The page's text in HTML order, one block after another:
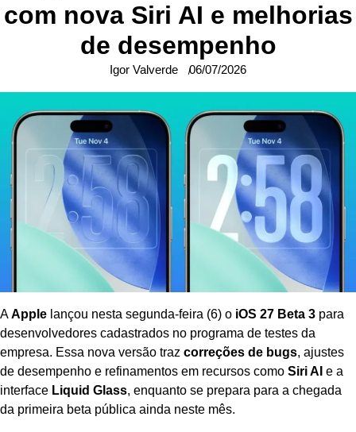
com nova Siri AI e melhorias
de desempenho
Igor Valverde 06/07/2026
AApple lançou nesta segunda-feira (6) o iOS 27 Beta 3 para
desenvolvedores cadastrados no programa de testes da
empresa. Essa nova versão traz correções de bugs, ajustes
de desempenho e refinamentos em recursos como Siri AI e a
interface Liquid Glass, enquanto se prepara para a chegada
da primeira beta pública ainda neste mês.